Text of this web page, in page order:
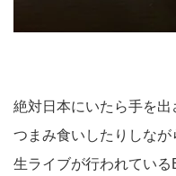
絶対日本にいたら手を出
つまみ食いしたりしなが
生ライブが行われている